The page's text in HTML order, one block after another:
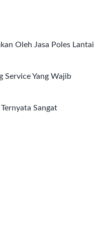
Oleh Jasa Poles Lantai
Service Yang Wajib
Sangat